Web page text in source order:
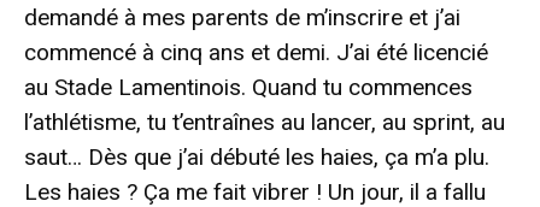
demandé à mes parents de m’inscrire et j’ai
commencé à cinq ans et demi. J’ai été licencié
au Stade Lamentinois. Quand tu commences
l’athlétisme, tu t’entraînes au lancer, au sprint, au
saut… Dès que j’ai débuté les haies, ça m’a plu.
Les haies ? Ça me fait vibrer ! Un jour, il a fallu